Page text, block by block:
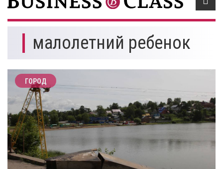
малолетний ребенок
ГОРОД